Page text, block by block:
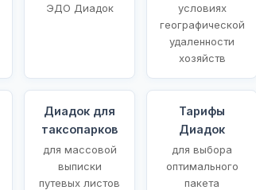
ЭДО Диадок
условиях
географической
удаленности
хозяйств
Диадок для
таксопарков
для массовой
выписки
путевых листов
Тарифы
Диадок
для выбора
оптимального
пакета